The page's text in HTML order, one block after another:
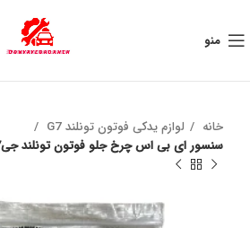
منو
خانه
لوازم یدکی فوتون تونلند G7
سنسور ای بی اس چرخ جلو فوتون تونلند جی7 G7 چپ
به علت نوسان ارز ، لطفا قبل از خرید تماس بگیرید.